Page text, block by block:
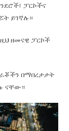
ፓርኮችና
ይገኛሉ።
ዘመናዊ ፓርኮች
በማበረታታት
ናቸው።